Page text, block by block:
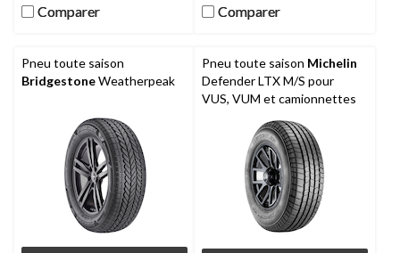
Comparer
Comparer Comparer
Comparer
Pneu toute saison
BridgestoneWeatherpeak
Pneu toute saison Michelin
Defender LTX M/S pour
VUS, VUM et camionnettes